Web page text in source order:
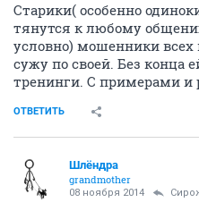
Старики( особенно
тянутся к любому
условно) мошенники
сужу по своей. Без конца
тренинги. С примерами и
ОТВЕТИТЬ
Шлёндра
grandmother
08 ноября 2014